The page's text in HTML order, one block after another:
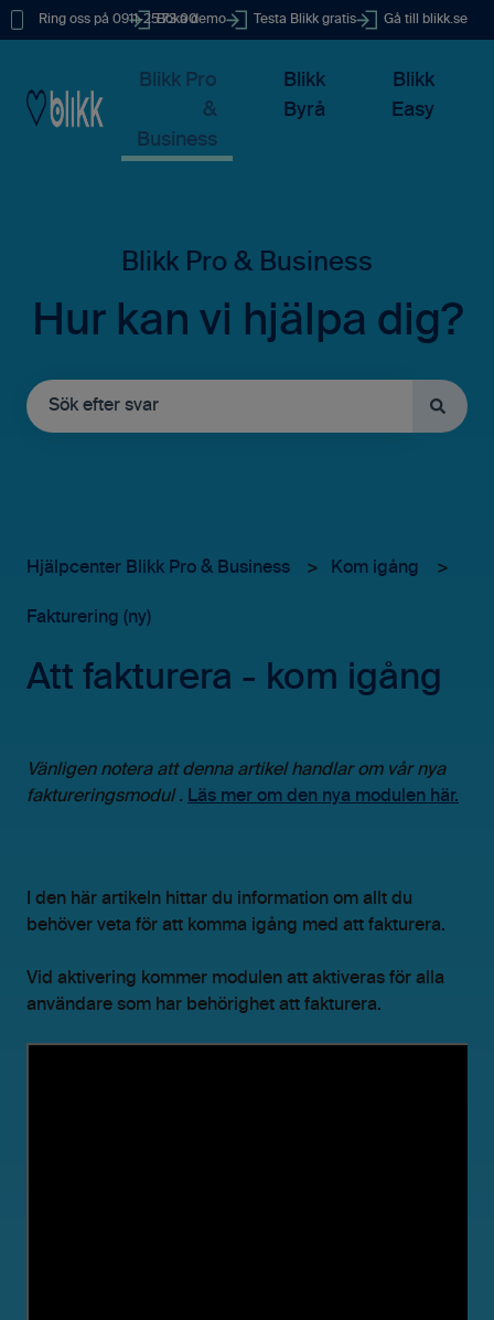
Ring oss på 0911-25 73 00
Boka demo Testa Blikk gratis Gå till blikk.se
Blikk Pro
&
Business
Blikk
Byrå
Blikk
Easy
Hur kan vi hjälpa dig?
Hjälpcenter Blikk Pro & Business Kom igång
Fakturering (ny)
Att fakturera - kom igång
Vänligen notera att denna artikel handlar om vår nya
faktureringsmodul . Läs mer om den nya modulen här.
I den här artikeln hittar du information om allt du
behöver veta för att komma igång med att fakturera.
Vid aktivering kommer modulen att aktiveras för alla
användare som har behörighet att fakturera.